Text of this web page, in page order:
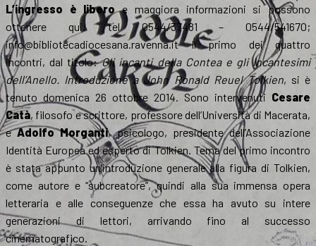
L’ingresso è liberoe maggiora informazioni si possono
ottenere qui: tel 0544/37481 – 0544/541670;
info@bibliotecadiocesana.ravenna.it Il primo dei quattro
incontri, dal titolo:Gli incanti della Contea e gli incantesimi
dell’Anello. Introduzione a John Ronald Reuel Tolkien, si è
tenuto domenica 26 ottobre 2014. Sono intervenuti Cesare
Catà, filosofo e scrittore, professore dell’Università di Macerata,
eAdolfo Morganti, psicologo, presidente dell’Associazione
Identità Europea ed esperto di Tolkien. Tema del primo incontro
è stata appunto un’introduzione generale alla figura di Tolkien,
come autore e “subcreatore”, quindi alla sua immensa opera
letteraria e alle conseguenze che essa ha avuto su intere
generazioni di lettori, arrivando fino al successo
cinematografico.